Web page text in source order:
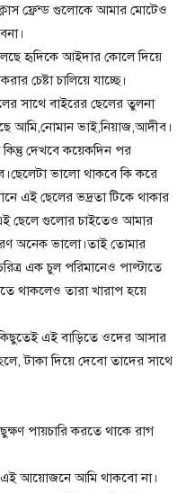
ফ্রেন্ড গুলোকে আমার মোটেও
হৃদিকে আইদার কোলে দিয়ে
চেষ্টা চালিয়ে যাচ্ছে।
সাথে বাইরের ছেলের তুলনা
আমি,নোমান ভাই,নিয়াজ,আদীব।
দেখবে কয়েকদিন পর
ভালো থাকবে কি করে
এই ছেলের ভদ্রতা টিকে থাকার
ছেলে গুলোর চাইতেও আমার
অনেক ভালো।তাই তোমার
এক চুল পরিমানেও পাল্টাতে
থাকলেও তারা খারাপ হয়ে
এই বাড়িতে ওদের আসার
টাকা দিয়ে দেবো তাদের সাথে
পায়চারি করতে থাকে রাগ
এই আয়োজনে আমি থাকবো না।